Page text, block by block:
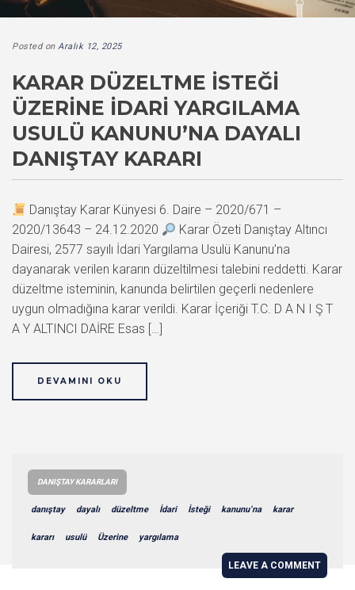
Posted on Aralık 12, 2025
KARAR DÜZELTME İSTEĞI
ÜZERINE İDARI YARGILAMA
USULÜ KANUNU’NA DAYALI
DANIŞTAY KARARI
Danıştay Karar Künyesi 6. Daire – 2020/671 –
2020/13643 – 24.12.2020
Karar Özeti Danıştay Altıncı
Dairesi, 2577 sayılı İdari Yargılama Usulü Kanunu’na
dayanarak verilen kararın düzeltilmesi talebini reddetti. Karar
düzeltme isteminin, kanunda belirtilen geçerli nedenlere
uygun olmadığına karar verildi. Karar İçeriği T.C. D A N I Ş T
A Y ALTINCI DAİRE Esas […]
DEVAMINI OKU
DANIŞTAY KARARLARI
danıştay dayalı düzeltme İdari İsteği kanunu’na karar
kararı usulü Üzerine yargılama
LEAVE A COMMENT